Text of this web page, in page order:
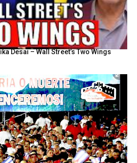
Desai – Wall Street’s Two Wings